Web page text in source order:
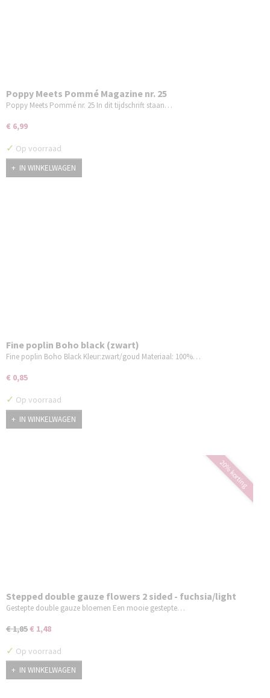
Poppy Meets Pommé Magazine nr. 25
Poppy Meets Pommé nr. 25 In dit tijdschrift staan…
€ 6,99
✓ Op voorraad
IN WINKELWAGEN
Fine poplin Boho black (zwart)
Fine poplin Boho Black Kleur:zwart/goud Materiaal: 100%…
€ 0,85
✓ Op voorraad
IN WINKELWAGEN
20% korting
Stepped double gauze flowers 2 sided - fuchsia/light
blue
Gestepte double gauze bloemen Een mooie gestepte…
€ 1,85€ 1,48
✓ Op voorraad
IN WINKELWAGEN